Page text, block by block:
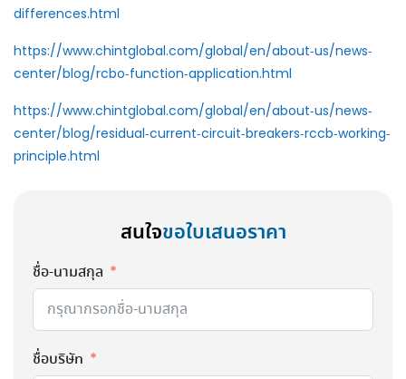
differences.html
https://www.chintglobal.com/global/en/about-us/news-
center/blog/rcbo-function-application.html
https://www.chintglobal.com/global/en/about-us/news-
center/blog/residual-current-circuit-breakers-rccb-working-
principle.html
สนใจขอใบเสนอราคา
ชื่อ-นามสกุล
ชื่อบริษัท